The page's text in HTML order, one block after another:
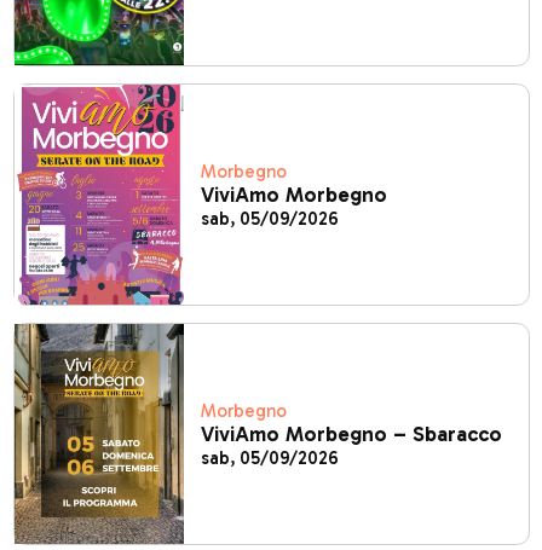
Morbegno
ViviAmo Morbegno
sab, 05/09/2026
Morbegno
ViviAmo Morbegno – Sbaracco
sab, 05/09/2026